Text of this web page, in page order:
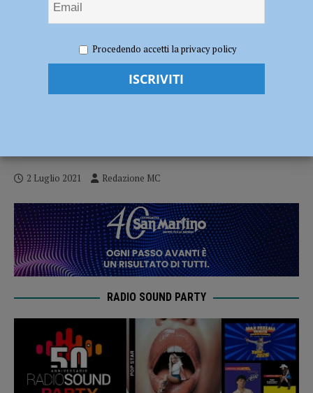
Jakob Hock rivive a Gropparello il 4 luglio nella giornata dedicata ai
caduti della Resistenza
La storia di Jakob Hock rivive a
2 Luglio 2021 Redazione MC
RADIO SOUND PARTY
Procedendo accetti la privacy policy